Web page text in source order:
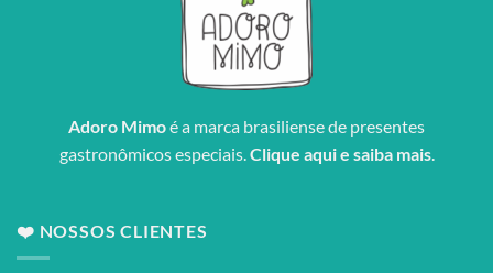
Adoro Mimoé a marca brasiliense de presentes
gastronômicos especiais.Clique aqui e saiba mais.
❤️ NOSSOS CLIENTES